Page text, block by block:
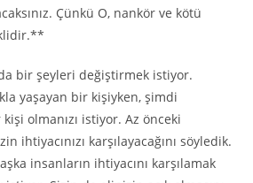
Çünkü O, nankör ve kötü
bir şeyleri değiştirmek istiyor.
yaşayan bir kişiyken, şimdi
olmanızı istiyor. Az önceki
ihtiyacınızı karşılayacağını söyledik.
insanların ihtiyacını karşılamak